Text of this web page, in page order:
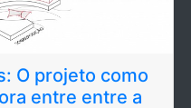
O projeto como
entre entre a